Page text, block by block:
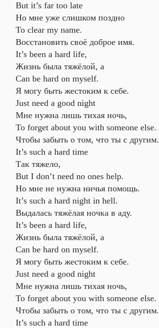
But it’s far too late
Но мне уже слишком поздно
To clear my name.
Восстановить своё доброе имя.
It’s been a hard life,
Жизнь была тяжёлой, а
Can be hard on myself.
Я могу быть жестоким к себе.
Just need a good night
Мне нужна лишь тихая ночь,
To forget about you with someone else.
Чтобы забыть о том, что ты с другим.
It’s such a hard time
Так тяжело,
But I don’t need no ones help.
Но мне не нужна ничья помощь.
It’s such a hard night in hell.
Выдалась тяжёлая ночка в аду.
It’s been a hard life,
Жизнь была тяжёлой, а
Can be hard on myself.
Я могу быть жестоким к себе.
Just need a good night
Мне нужна лишь тихая ночь,
To forget about you with someone else.
Чтобы забыть о том, что ты с другим.
It’s such a hard time